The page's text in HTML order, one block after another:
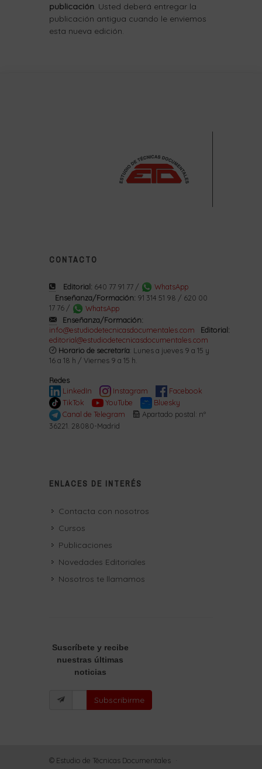
publicación. Usted deberá entregar la
publicación antigua cuando le enviemos
esta nueva edición.
CONTACTO
Editorial: 640 77 91 77 /
WhatsApp
Enseñanza/Formación: 91 314 51 98 / 620 00
17 76 /
WhatsApp
Enseñanza/Formación:
info@estudiodetecnicasdocumentales.com
Editorial:
editorial@estudiodetecnicasdocumentales.com
Horario de secretaría: Lunes a jueves 9 a 15 y
16 a 18 h / Viernes 9 a 15 h.
Redes
LinkedIn
Instagram
Facebook
TikTok
YouTube
Bluesky
Canal de Telegram
Apartado postal: nº
36221. 28080-Madrid
ENLACES DE INTERÉS
Contacta con nosotros
Cursos
Publicaciones
Novedades Editoriales
Nosotros te llamamos
Suscríbete y recibe
nuestras últimas
noticias
Subscribirme
© Estudio de Técnicas Documentales ·